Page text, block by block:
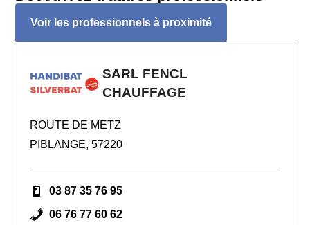
Voir les professionnels à proximité
SARL FENCL
CHAUFFAGE
ROUTE DE METZ
PIBLANGE, 57220
03 87 35 76 95
06 76 77 60 62